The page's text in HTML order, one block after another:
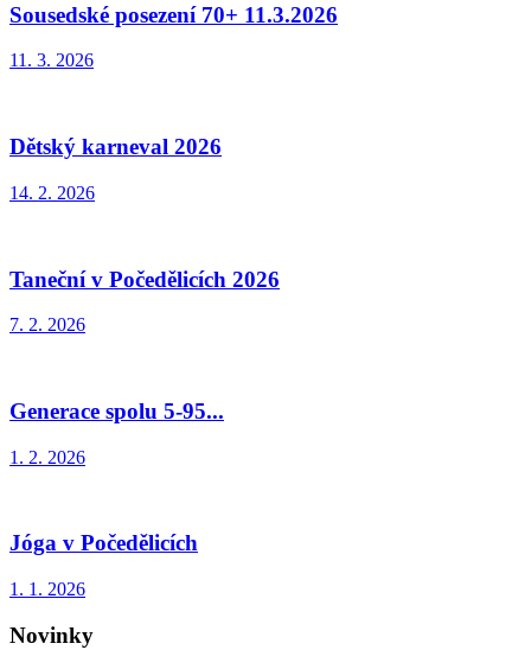
Sousedské posezení 70+ 11.3.2026
11. 3. 2026
Dětský karneval 2026
14. 2. 2026
Taneční v Počedělicích 2026
7. 2. 2026
Generace spolu 5-95...
1. 2. 2026
Jóga v Počedělicích
1. 1. 2026
Novinky